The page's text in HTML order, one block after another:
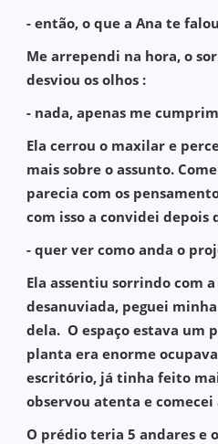
- então, o que a Ana te
Me arrependi na hora, o
desviou os olhos :
- nada, apenas me
Ela cerrou o maxilar e
mais sobre o assunto.
parecia com os
com isso a convidei depois
- quer ver como anda o
Ela assentiu sorrindo com
desanuviada, peguei
dela. O espaço estava um
planta era enorme
escritório, já tinha feito
observou atenta e
O prédio teria 5 andares e